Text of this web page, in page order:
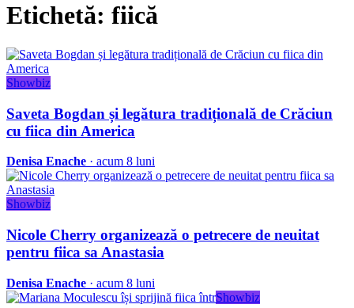
Etichetă: fiică
Showbiz
Saveta Bogdan și legătura tradițională de Crăciun
cu fiica din America
Denisa Enache · acum 8 luni
Showbiz
Nicole Cherry organizează o petrecere de neuitat
pentru fiica sa Anastasia
Denisa Enache · acum 8 luni
Showbiz